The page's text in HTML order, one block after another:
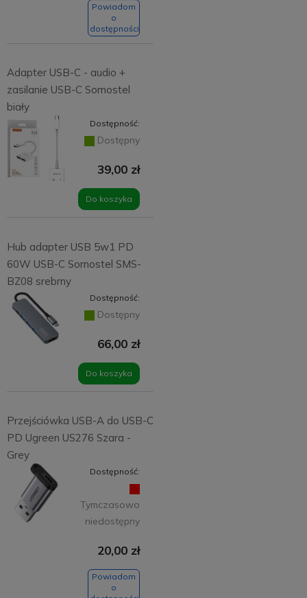
Powiadom
o
dostępności
Adapter USB-C - audio +
zasilanie USB-C Somostel
biały
Dostępność:
Dostępny
39,00 zł
Do koszyka
Hub adapter USB 5w1 PD
60W USB-C Somostel SMS-
BZ08 srebrny
Dostępność:
Dostępny
66,00 zł
Do koszyka
Przejściówka USB-A do USB-C
PD Ugreen US276 Szara -
Grey
Dostępność:
Tymczasowo
niedostępny
20,00 zł
Powiadom
o